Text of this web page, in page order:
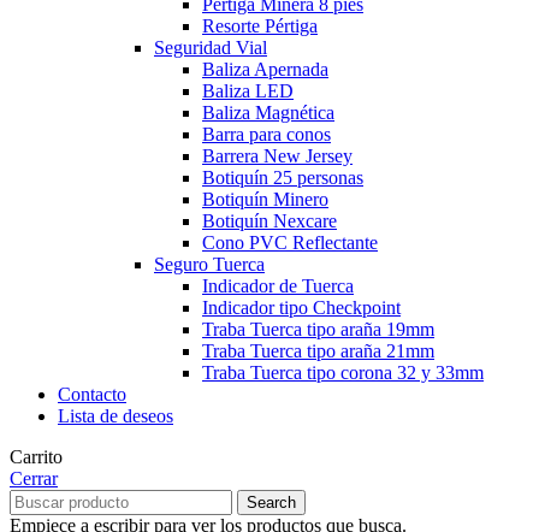
Pértiga Minera 8 pies
Resorte Pértiga
Seguridad Vial
Baliza Apernada
Baliza LED
Baliza Magnética
Barra para conos
Barrera New Jersey
Botiquín 25 personas
Botiquín Minero
Botiquín Nexcare
Cono PVC Reflectante
Seguro Tuerca
Indicador de Tuerca
Indicador tipo Checkpoint
Traba Tuerca tipo araña 19mm
Traba Tuerca tipo araña 21mm
Traba Tuerca tipo corona 32 y 33mm
Contacto
Lista de deseos
Carrito
Cerrar
Search
Empiece a escribir para ver los productos que busca.